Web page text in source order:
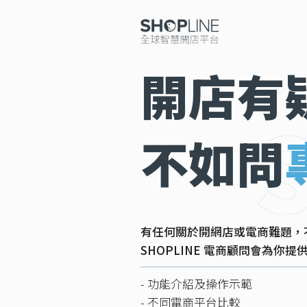
開店有
不如問
有任何關於開網店或電商難題
SHOPLINE 電商顧問會為你提
- 功能介紹及操作示範
- 不同電商平台比較